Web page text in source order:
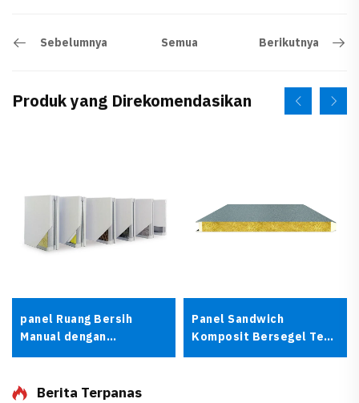
Sebelumnya Semua Berikutnya
Produk yang Direkomendasikan
panel Ruang Bersih
Manual dengan
Ketebalan 50 mm, 75
Panel Sandwich
Komposit Bersegel Tepi
PU IW dengan
Berita Terpanas